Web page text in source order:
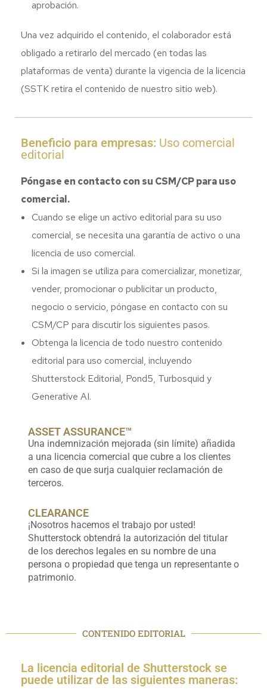
aprobación.
Una vez adquirido el contenido, el colaborador está
obligado a retirarlo del mercado (en todas las
plataformas de venta) durante la vigencia de la licencia
(SSTK retira el contenido de nuestro sitio web).
Beneficio para empresas: Uso comercial
editorial
Póngase en contacto con su CSM/CP para uso
comercial.
Cuando se elige un activo editorial para su uso
comercial, se necesita una garantía de activo o una
licencia de uso comercial.
Si la imagen se utiliza para comercializar, monetizar,
vender, promocionar o publicitar un producto,
negocio o servicio, póngase en contacto con su
CSM/CP para discutir los siguientes pasos.
Obtenga la licencia de todo nuestro contenido
editorial para uso comercial, incluyendo
Shutterstock Editorial, Pond5, Turbosquid y
Generative AI.
ASSET ASSURANCE™
Una indemnización mejorada (sin límite) añadida
a una licencia comercial que cubre a los clientes
en caso de que surja cualquier reclamación de
terceros.
CLEARANCE
¡Nosotros hacemos el trabajo por usted!
Shutterstock obtendrá la autorización del titular
de los derechos legales en su nombre de una
persona o propiedad que tenga un representante o
patrimonio.
CONTENIDO EDITORIAL
La licencia editorial de Shutterstock se
puede utilizar de las siguientes maneras: